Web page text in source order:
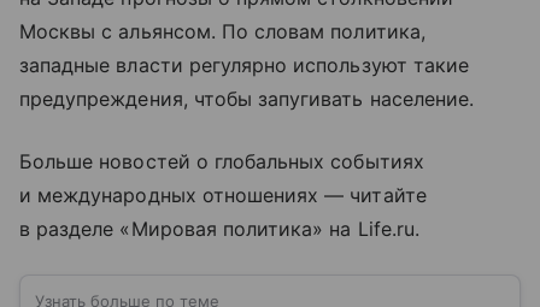
Москвы с альянсом. По словам политика,
западные власти регулярно используют такие
предупреждения, чтобы запугивать население.
Больше новостей о глобальных событиях
и международных отношениях — читайте
в разделе «Мировая политика» на Life.ru.
Узнать больше по теме